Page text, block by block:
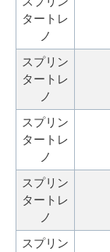
タートレ
ノ
スプリン
タートレ
ノ
スプリン
タートレ
ノ
スプリン
タートレ
ノ
スプリン